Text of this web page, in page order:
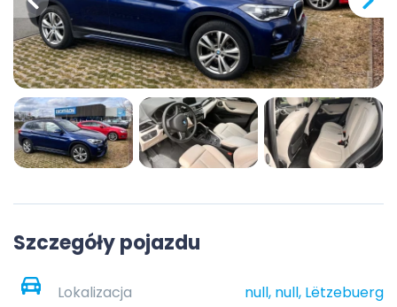
Szczegóły pojazdu
Lokalizacja
null, null, Lëtzebuerg